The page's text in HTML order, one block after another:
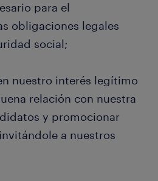
para el
obligaciones legales
social;
nuestro interés legítimo
relación con nuestra
y promocionar
a nuestros